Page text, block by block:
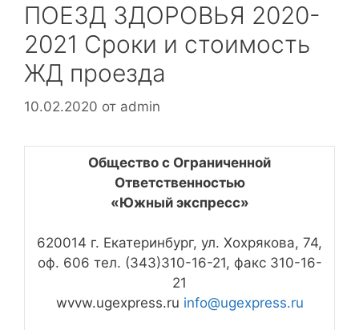
ПОЕЗД ЗДОРОВЬЯ 2020-
2021 Сроки и стоимость
ЖД проезда
10.02.2020 от admin
Общество с Ограниченной
Ответственностью
«Южный экспресс»
620014 г. Екатеринбург, ул. Хохрякова, 74,
оф. 606 тел. (343)310-16-21, факс 310-16-
21
wvvw.ugexpress.ru info@ugexpress.ru